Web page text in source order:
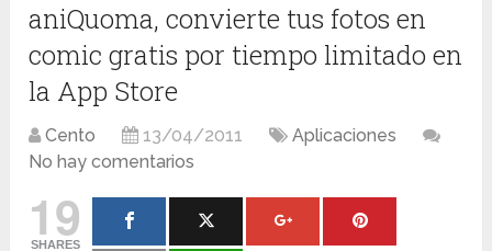
aniQuoma, convierte tus fotos en
comic gratis por tiempo limitado en
la App Store
Cento 13/04/2011
Aplicaciones
No hay comentarios
19
SHARES